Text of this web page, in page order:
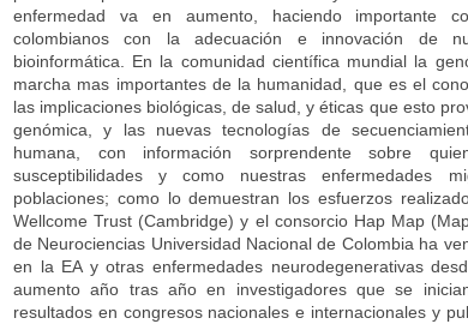
enfermedad va en aumento, haciendo importante
colombianos con la adecuación e innovación de
bioinformática. En la comunidad científica mundial la
marcha mas importantes de la humanidad, que es el
las implicaciones biológicas, de salud, y éticas que esto
genómica, y las nuevas tecnologías de
humana, con información sorprendente sobre
susceptibilidades y como nuestras enfermedades
poblaciones; como lo demuestran los esfuerzos
Wellcome Trust (Cambridge) y el consorcio Hap Map
de Neurociencias Universidad Nacional de Colombia ha
en la EA y otras enfermedades neurodegenerativas
aumento año tras año en investigadores que se
resultados en congresos nacionales e internacionales y